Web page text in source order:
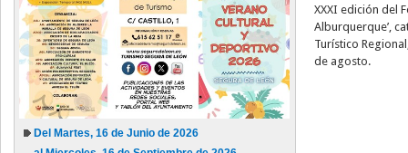
Del Martes, 16 de Junio de 2026
XXXI edición del
Alburquerque’,
Turístico
de agosto.